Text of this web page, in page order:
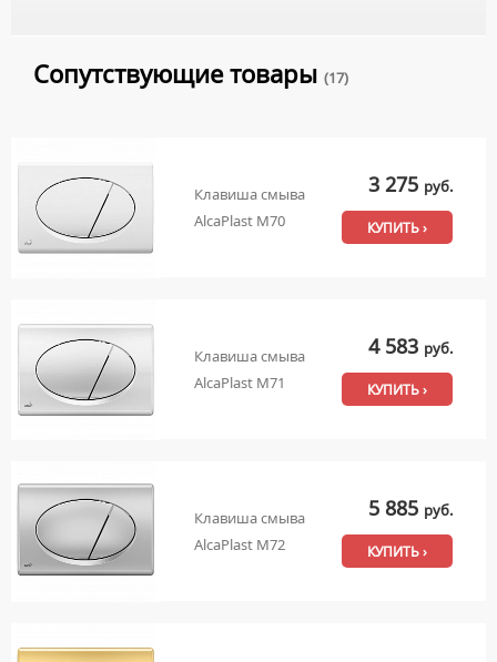
Сопутствующие товары (17)
Клавиша смыва
AlcaPlast M70
3 275 руб.
КУПИТЬ ›
Клавиша смыва
AlcaPlast M71
4 583 руб.
КУПИТЬ ›
Клавиша смыва
AlcaPlast M72
5 885 руб.
КУПИТЬ ›